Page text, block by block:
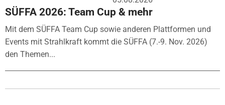
SÜFFA 2026: Team Cup & mehr
Mit dem SÜFFA Team Cup sowie anderen Plattformen und
Events mit Strahlkraft kommt die SÜFFA (7.-9. Nov. 2026)
den Themen...